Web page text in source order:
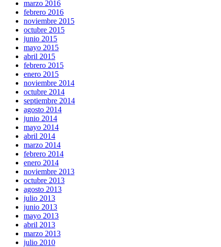
marzo 2016
febrero 2016
noviembre 2015
octubre 2015
junio 2015
mayo 2015
abril 2015
febrero 2015
enero 2015
noviembre 2014
octubre 2014
septiembre 2014
agosto 2014
junio 2014
mayo 2014
abril 2014
marzo 2014
febrero 2014
enero 2014
noviembre 2013
octubre 2013
agosto 2013
julio 2013
junio 2013
mayo 2013
abril 2013
marzo 2013
julio 2010